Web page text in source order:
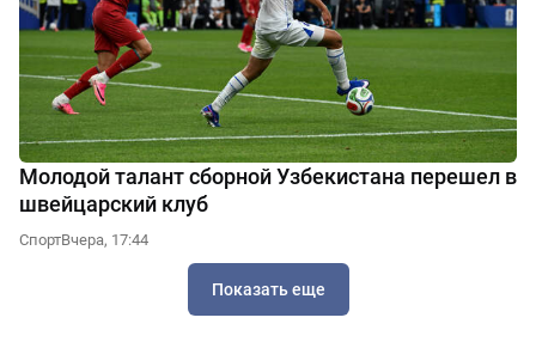
Молодой талант сборной Узбекистана перешел в
швейцарский клуб
СпортВчера, 17:44
Показать еще